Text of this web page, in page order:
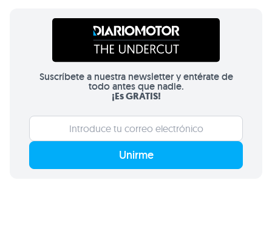
Suscríbete a nuestra newsletter y entérate de
todo antes que nadie.
¡Es GRATIS!
Unirme